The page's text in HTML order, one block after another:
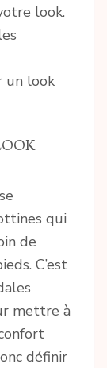
look.
un look
qui
de
C’est
mettre à
définir